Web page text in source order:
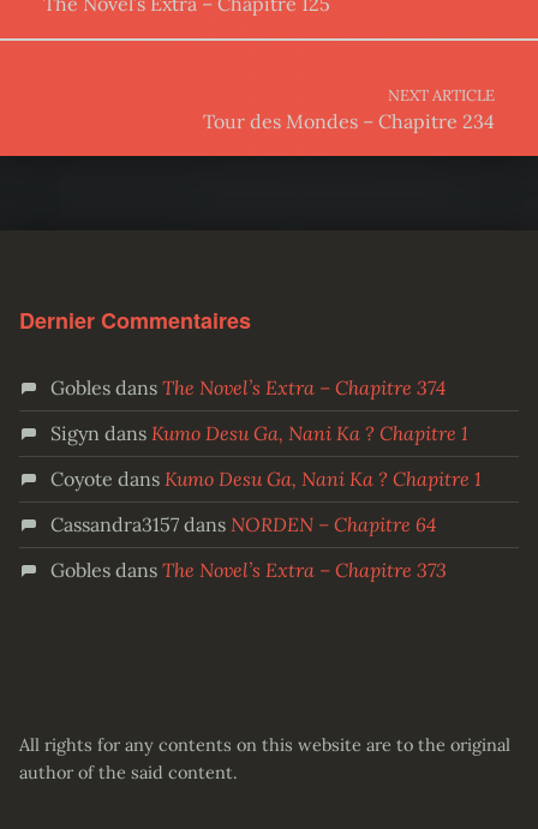
NEXT ARTICLE
Tour des Mondes – Chapitre 234
Dernier Commentaires
Goblesdans The Novel’s Extra – Chapitre 374
Sigyn dans Kumo Desu Ga, Nani Ka ? Chapitre 1
Coyote dans Kumo Desu Ga, Nani Ka ? Chapitre 1
Cassandra3157dans NORDEN – Chapitre 64
Goblesdans The Novel’s Extra – Chapitre 373
All rights for any contents on this website are to the original
author of the said content.